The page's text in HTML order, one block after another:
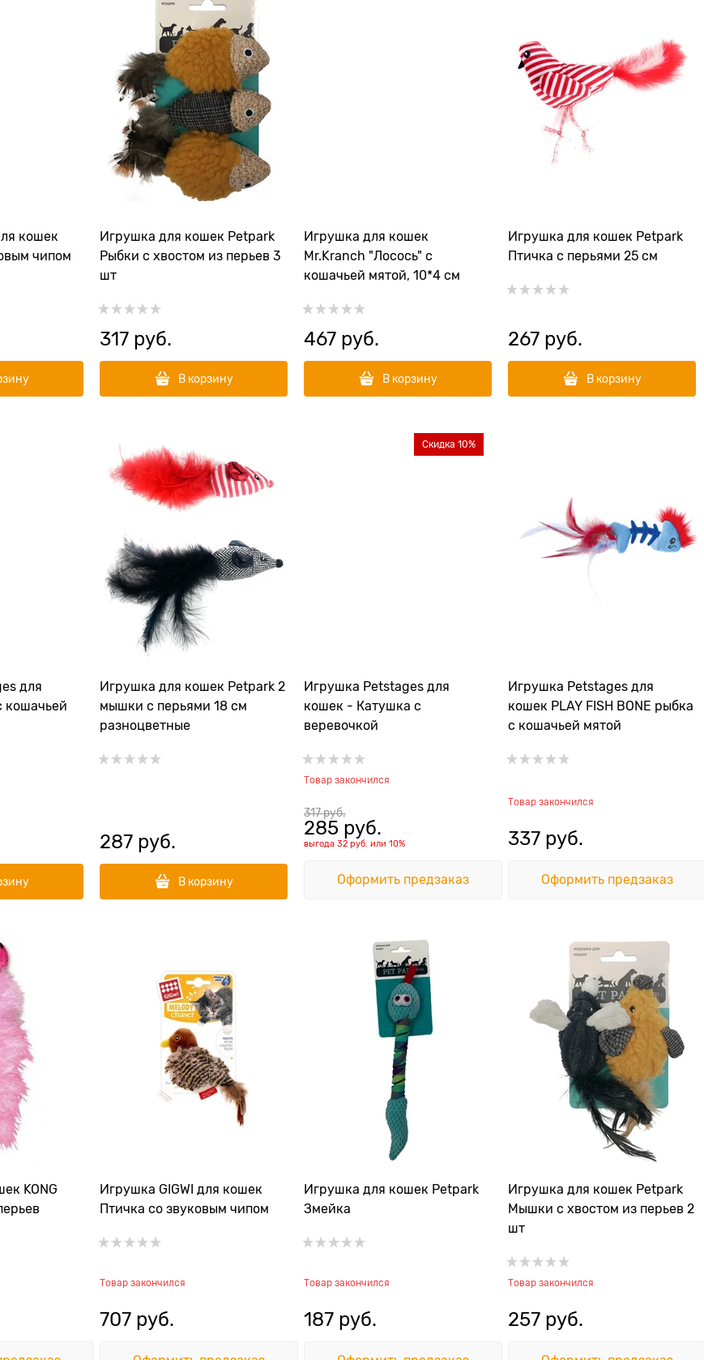
кошек
чипом
Игрушка для кошек Petpark
Рыбки с хвостом из перьев 3
шт
317 руб.
В корзину
Игрушка для кошек
Mr.Kranch "Лосось" с
кошачьей мятой, 10*4 см
467 руб.
В корзину
Игрушка для кошек Petpark
Птичка с перьями 25 см
267 руб.
В корзину
для
кошачьей
Игрушка для кошек Petpark 2
мышки с перьями 18 см
разноцветные
287 руб.
В корзину
Игрушка Petstages для
кошек - Катушка с
веревочкой
Скидка 10%
Товар закончился
317 руб.
285 руб.
выгода 32 руб. или 10%
Оформить предзаказ
Игрушка Petstages для
кошек PLAY FISH BONE рыбка
с кошачьей мятой
Товар закончился
337 руб.
Оформить предзаказ
KONG
Игрушка GIGWI для кошек
Птичка со звуковым чипом
Товар закончился
707 руб.
Игрушка для кошек Petpark
Змейка
Товар закончился
187 руб.
Игрушка для кошек Petpark
Мышки с хвостом из перьев 2
шт
Товар закончился
257 руб.